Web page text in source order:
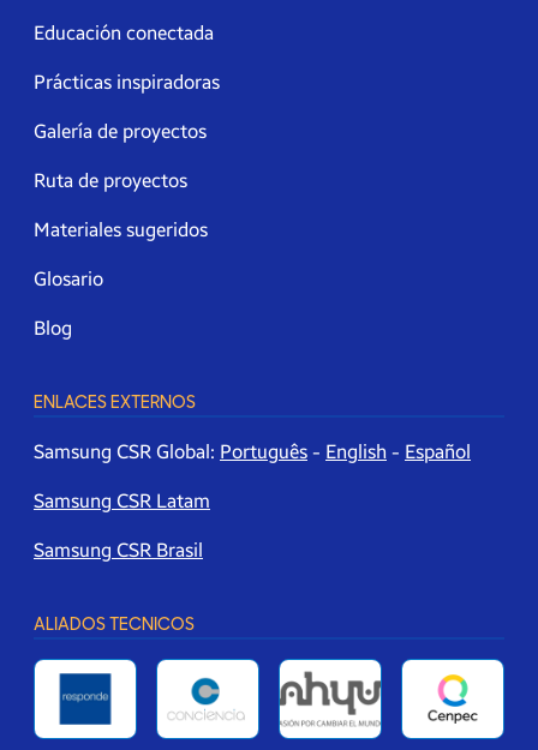
Educación conectada
Prácticas inspiradoras
Galería de proyectos
Ruta de proyectos
Materiales sugeridos
Glosario
Blog
ENLACES EXTERNOS
Samsung CSR Global: Português - English - Español
Samsung CSR Latam
Samsung CSR Brasil
ALIADOS TECNICOS